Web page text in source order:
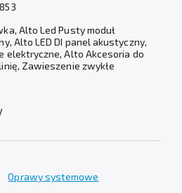
Alto Led Pusty moduł
Alto LED DI panel akustyczny,
elektryczne, Alto Akcesoria do
Zawieszenie zwykłe
Oprawy systemowe